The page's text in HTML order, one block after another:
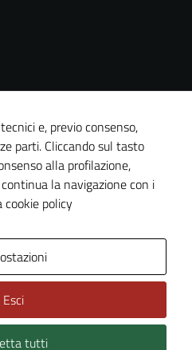
e, previo consenso,
parti. Cliccando sul tasto
alla profilazione,
la navigazione con i
cookie policy
Esci
tutti